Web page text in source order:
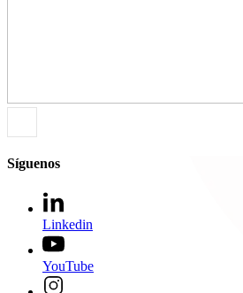
Síguenos
Linkedin
YouTube